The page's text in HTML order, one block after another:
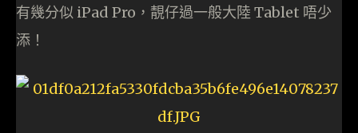
有幾分似 iPad Pro，靚仔過一般大陸 Tablet 唔少
添！